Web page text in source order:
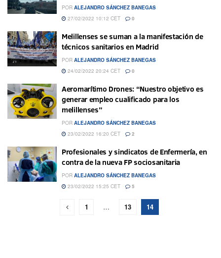
POR ALEJANDRO SÁNCHEZ BANEGAS
27/02/2022 10:12 CET
0
Melillenses se suman a la manifestación de
técnicos sanitarios en Madrid
POR ALEJANDRO SÁNCHEZ BANEGAS
24/02/2022 20:24 CET
0
Aeromarítimo Drones: “Nuestro objetivo es
generar empleo cualificado para los
melillenses”
POR ALEJANDRO SÁNCHEZ BANEGAS
23/02/2022 16:20 CET
2
Profesionales y sindicatos de Enfermería, en
contra de la nueva FP sociosanitaria
POR ALEJANDRO SÁNCHEZ BANEGAS
23/02/2022 15:25 CET
5
1 … 13 14